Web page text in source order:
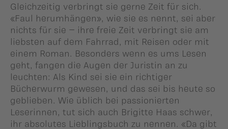
Gleichzeitig verbringt sie gerne Zeit für sich.
«Faul herumhängen», wie sie es nennt, sei aber
nichts für sie – ihre freie Zeit verbringt sie am
liebsten auf dem Fahrrad, mit Reisen oder mit
einem Roman. Besonders wenn es ums Lesen
geht, fangen die Augen der Juristin an zu
leuchten: Als Kind sei sie ein richtiger
Bücherwurm gewesen, und das sei bis heute so
geblieben. Wie üblich bei passionierten
Leserinnen, tut sich auch Brigitte Haas schwer,
ihr absolutes Lieblingsbuch zu nennen. «Da gibt